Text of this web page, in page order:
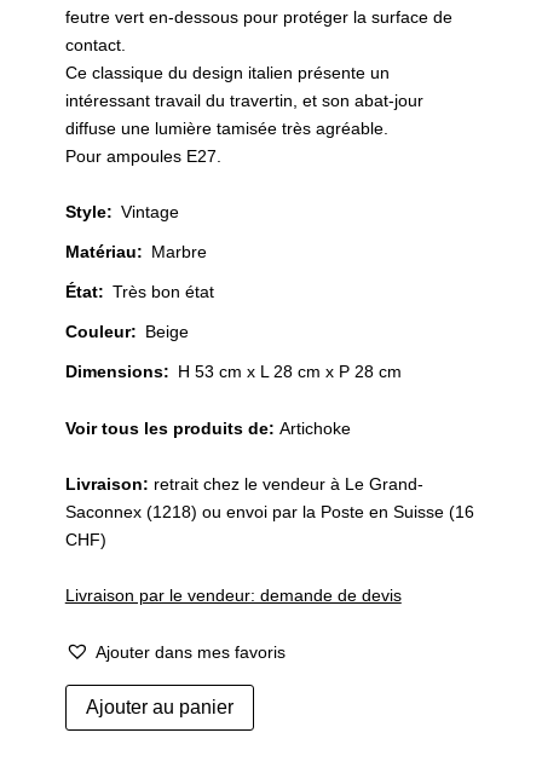
feutre vert en-dessous pour protéger la surface de
contact.
Ce classique du design italien présente un
intéressant travail du travertin, et son abat-jour
diffuse une lumière tamisée très agréable.
Pour ampoules E27.
Style: Vintage
Matériau: Marbre
État: Très bon état
Couleur: Beige
Dimensions: H 53 cm x L 28 cm x P 28 cm
Voir tous les produits de: Artichoke
Livraison: retrait chez le vendeur à Le Grand-
Saconnex (1218) ou envoi par la Poste en Suisse (16
CHF)
Livraison par le vendeur: demande de devis
Ajouter dans mes favoris
quantité
de
Ajouter au panier